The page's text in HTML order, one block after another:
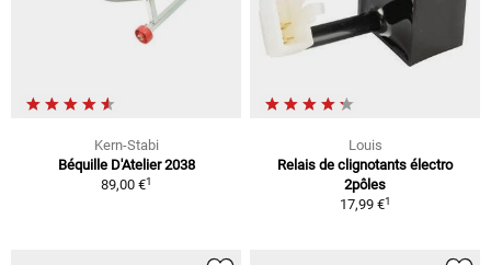
Kern-Stabi
Béquille D'Atelier 2038
89,00 €1
Louis
Relais de clignotants électro
2pôles
17,99 €1